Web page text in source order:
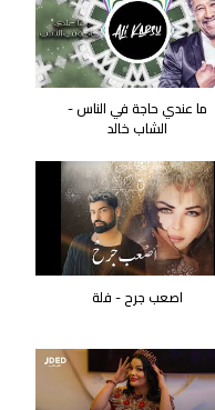
ما عندي حاجة في الناس -
الشاب خالد
اصعب جرح - فلة